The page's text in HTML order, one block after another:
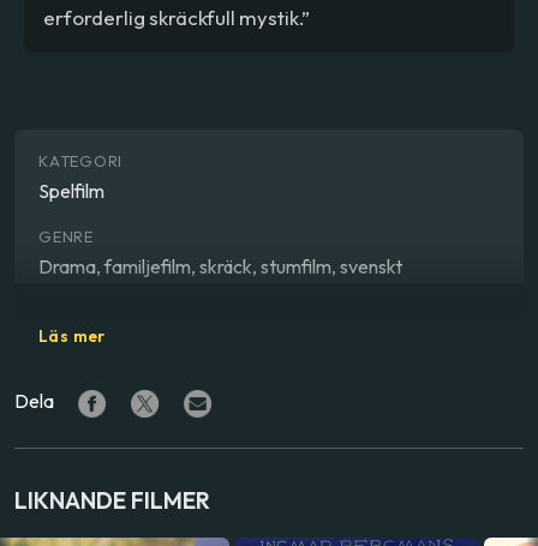
erforderlig skräckfull mystik.”
KATEGORI
Spelfilm
GENRE
Drama, familjefilm, skräck, stumfilm, svenskt
Victor Sjöström
LAND
Läs mer
Dela
LIKNANDE FILMER